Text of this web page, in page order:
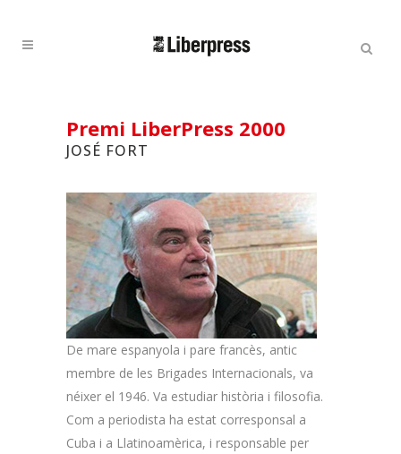
Cercar
Premi LiberPress 2000
JOSÉ FORT
De mare espanyola i pare francès, antic
membre de les Brigades Internacionals, va
néixer el 1946. Va estudiar història i filosofia.
Com a periodista ha estat corresponsal a
Cuba i a Llatinoamèrica, i responsable per